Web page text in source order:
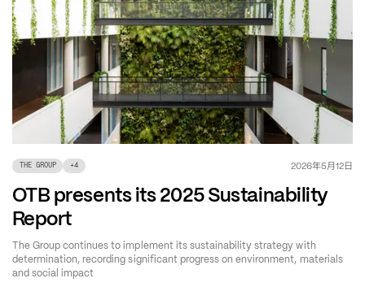
THE GROUP +4 2026年5月12日
OTB presents its 2025 Sustainability
Report
The Group continues to implement its sustainability strategy with
determination, recording significant progress on environment, materials
and social impact